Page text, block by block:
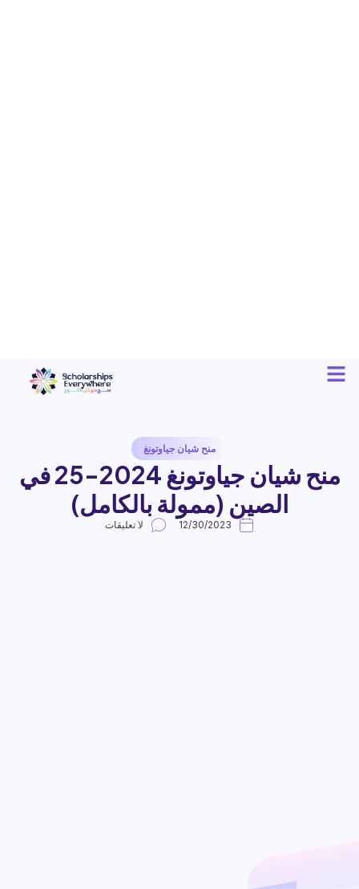
منح شيان جياوتونغ
منح شيان جياوتونغ 2024-25 في
الصين (ممولة بالكامل)
12/30/2023 لا تعليقات